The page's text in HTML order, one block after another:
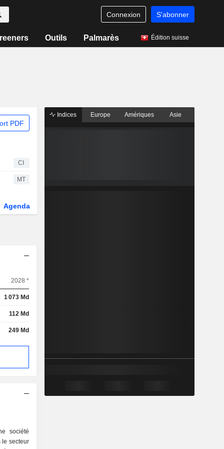
Connexion S'abonner
Outils Palmarès Édition suisse
PDF
CI
MT
Agenda
2028 *
1 073 Md
112 Md
249 Md
société
le secteur
Indices Europe Amériques Asie